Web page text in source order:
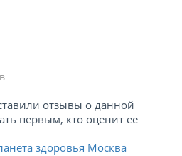
отзывы о данной
первым, кто оценит ее
здоровья Москва